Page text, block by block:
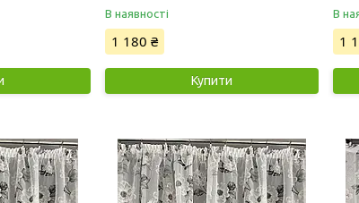
В наявності
1 180 ₴
Купити
В
1